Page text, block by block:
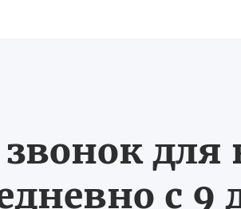
для
с 9